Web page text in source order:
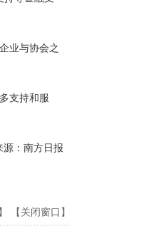
业与协会之
支持和服
源：南方日报
】 【 关闭窗口 】